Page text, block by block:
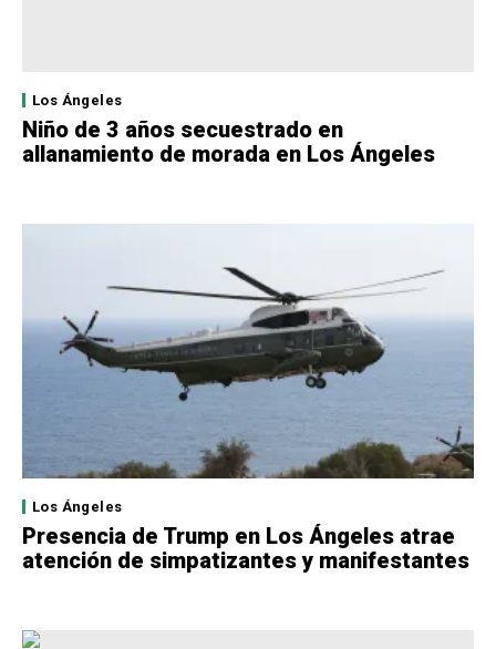
Los Ángeles
Niño de 3 años secuestrado en
allanamiento de morada en Los Ángeles
Los Ángeles
Presencia de Trump en Los Ángeles atrae
atención de simpatizantes y manifestantes